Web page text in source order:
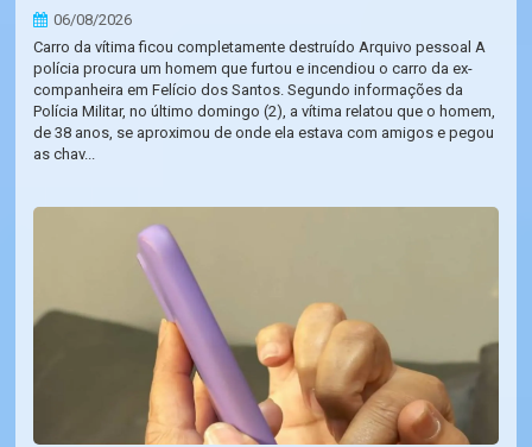
06/08/2026
Carro da vítima ficou completamente destruído Arquivo pessoal A
polícia procura um homem que furtou e incendiou o carro da ex-
companheira em Felício dos Santos. Segundo informações da
Polícia Militar, no último domingo (2), a vítima relatou que o homem,
de 38 anos, se aproximou de onde ela estava com amigos e pegou
as chav...